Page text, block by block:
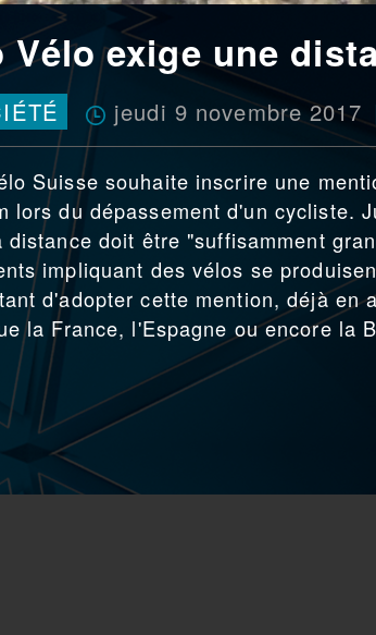
Vélo exige une
jeudi 9 novembre 2017
Suisse souhaite inscrire une
lors du dépassement d'un cycliste.
distance doit être "suffisamment
impliquant des vélos se
d'adopter cette mention, déjà en
la France, l'Espagne ou encore la